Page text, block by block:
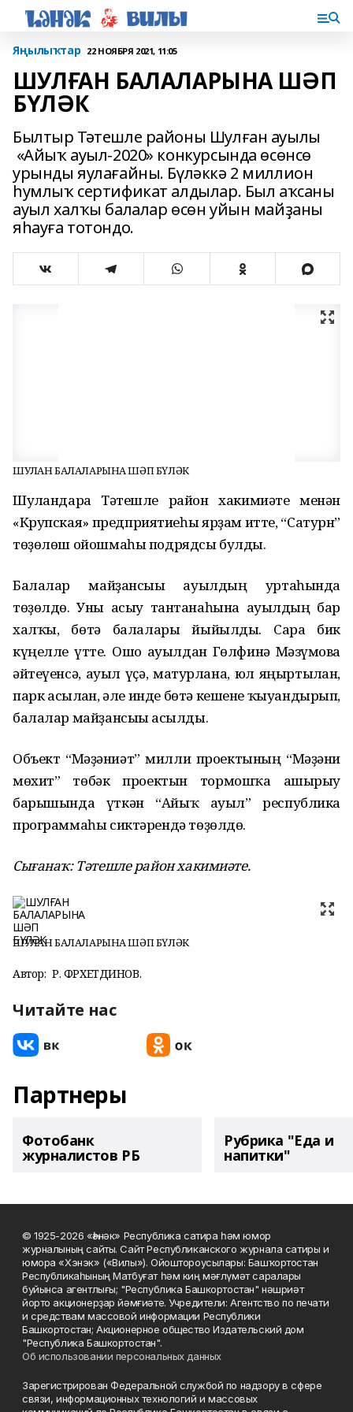
Яңылыҡтар 22 НОЯБРЯ 2021, 11:05
ШУЛҒАН БАЛАЛАРЫНА ШӘП
БҮЛӘК
Былтыр Тәтешле районы Шулған ауылы
«Айыҡ ауыл-2020» конкурсында өсөнсө
урынды яулағайны. Бүләккә 2 миллион
һумлыҡ сертификат алдылар. Был аҡсаны
ауыл халҡы балалар өсөн уйын майҙаны
яһауға тотондо.
ШУЛҒАН БАЛАЛАРЫНА ШӘП БҮЛӘК
Шулғандарға Тәтешле район хакимиәте менән
«Крупская» предприятиеһы ярҙам итте, “Сатурн”
төҙөлөш ойошмаһы подрядсы булды.
Балалар майҙансығы ауылдың уртаһында
төҙөлдө. Уны асыу тантанаһына ауылдың бар
халҡы, бөтә балалары йыйылды. Сара бик
күңелле үтте. Ошо ауылдан Гөлфинә Мәғзүмова
әйтеүенсә, ауыл үҫә, матурлана, юл яңыртылған,
парк асылған, әле инде бөтә кешене ҡыуандырып,
балалар майҙансығы асылды.
Объект “Мәҙәниәт” милли проектының “Мәҙәни
мөхит” төбәк проектын тормошҡа ашырыу
барышында үткән “Айыҡ ауыл” республика
программаһы сиктәрендә төҙөлдө.
Сығанаҡ: Тәтешле район хакимиәте.
ШУЛҒАН БАЛАЛАРЫНА ШӘП БҮЛӘК
Автор: Р. ФӘРХЕТДИНОВ.
Читайте нас
Партнеры
Фотобанк
журналистов РБ
Рубрика "Еда и
напитки"
© 1925-2026 «Һәнәк» Республика сатира һәм юмор
журналының сайты. Сайт Республиканского журнала сатиры и
юмора «Хэнэк» («Вилы»). Ойоштороусылары: Башҡортостан
Республикаһының Матбуғат һәм киң мәғлүмәт саралары
буйынса агентлығы; "Республика Башкортостан" нәшриәт
йорто акционерҙар йәмғиәте. Учредители: Агентство по печати
и средствам массовой информации Республики
Башкортостан; Акционерное общество Издательский дом
"Республика Башкортостан".
Об использовании персональных данных
Зарегистрирован Федеральной службой по надзору в сфере
связи, информационных технологий и массовых